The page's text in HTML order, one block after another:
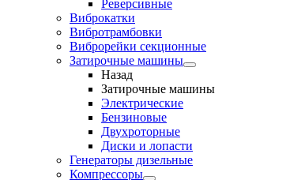
Реверсивные
Виброкатки
Вибротрамбовки
Виброрейки секционные
Затирочные машины
Назад
Затирочные машины
Электрические
Бензиновые
Двухроторные
Диски и лопасти
Генераторы дизельные
Компрессоры